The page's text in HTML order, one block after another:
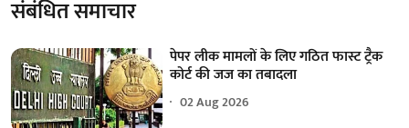
संबंधित समाचार
पेपर लीक मामलों के लिए गठित फास्ट ट्रैक
कोर्ट की जज का तबादला
02 Aug 2026